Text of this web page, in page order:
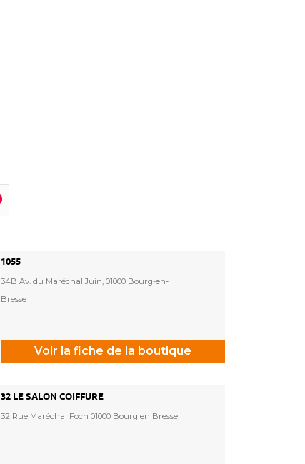
1055
34B Av. du Maréchal Juin, 01000 Bourg-en-
Bresse
Voir la fiche de la boutique
32 LE SALON COIFFURE
32 Rue Maréchal Foch 01000 Bourg en Bresse